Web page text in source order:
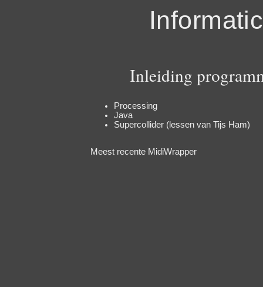
Inleiding
Processing
Java
Supercollider (lessen van Tijs Ham)
Meest recente MidiWrapper